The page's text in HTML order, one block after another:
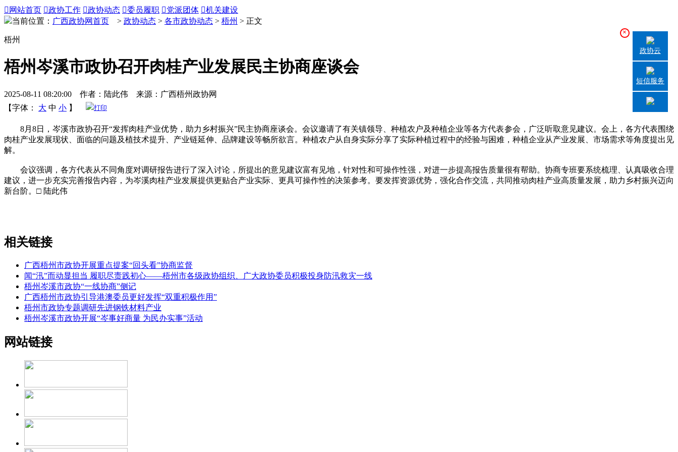
 网站首页 政协工作 政协动态 委员履职 党派团体 机关建设
当前位置： 广西政协网首页 > 政协动态 > 各市政协动态 > 梧州 > 正文
梧州
梧州岑溪市政协召开肉桂产业发展民主协商座谈会
2025-08-11 08:20:00 作者：陆此伟 来源：广西梧州政协网
【字体：
大 中 小 】 打印
8月8日，岑溪市政协召开“发挥肉桂产业优势，助力乡村振兴”民主协商座谈会。会议邀请了有关镇领导、种植农户及种植企业等各方代表参会，广泛听取意见建议。会上，各方代表围绕
肉桂产业发展现状、面临的问题及植技术提升、产业链延伸、品牌建设等畅所欲言。种植农户从自身实际分享了实际种植过程中的经验与困难，种植企业从产业发展、市场需求等角度提出见
解。
会议强调，各方代表从不同角度对调研报告进行了深入讨论，所提出的意见建议富有见地，针对性和可操作性强，对进一步提高报告质量很有帮助。协商专班要系统梳理、认真吸收合理
建议，进一步充实完善报告内容，为岑溪肉桂产业发展提供更贴合产业实际、更具可操作性的决策参考。要发挥资源优势，强化合作交流，共同推动肉桂产业高质量发展，助力乡村振兴迈向
新台阶。□ 陆此伟
相关链接
广西梧州市政协开展重点提案“回头看”协商监督
闻“汛”而动显担当 履职尽责践初心——梧州市各级政协组织、广大政协委员积极投身防汛救灾一线
梧州岑溪市政协“一线协商”侧记
广西梧州市政协引导港澳委员更好发挥“双重积极作用”
梧州市政协专题调研先进钢铁材料产业
梧州岑溪市政协开展“岑事好商量 为民办实事”活动
网站链接
×
政协云
短信服务